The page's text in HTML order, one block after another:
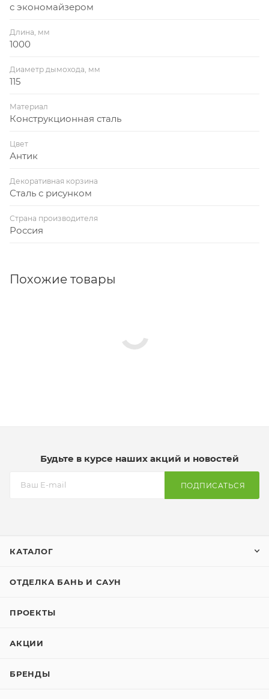
с экономайзером
Длина, мм
1000
Диаметр дымохода, мм
115
Материал
Конструкционная сталь
Цвет
Антик
Декоративная корзина
Сталь с рисунком
Страна производителя
Россия
Похожие товары
Будьте в курсе наших акций и новостей
ПОДПИСАТЬСЯ
КАТАЛОГ
ОТДЕЛКА БАНЬ И САУН
ПРОЕКТЫ
АКЦИИ
БРЕНДЫ